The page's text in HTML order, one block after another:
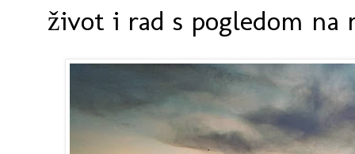
život i rad s pogledom na